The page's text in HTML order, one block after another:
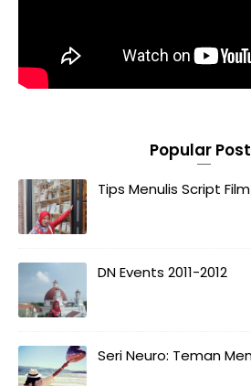
Popular
Tips Menulis Script
DN Events 2011-2012
Seri Neuro: Teman